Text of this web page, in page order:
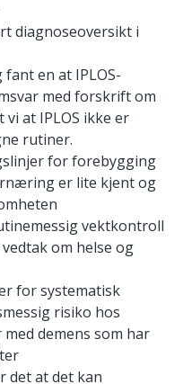
diagnoseoversikt i
en at IPLOS-
med forskrift om
vi at IPLOS ikke er
rutiner.
for forebygging
er lite kjent og
vektkontroll
om helse og
for systematisk
risiko hos
demens som har
det at det kan